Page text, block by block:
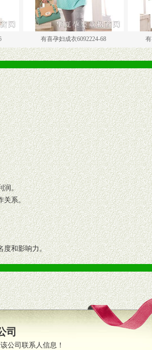
有喜孕妇成衣6092224-68 有喜孕妇成
润。
关系。
度和影响力。
顺利销售。
。
司
公司联系人信息！